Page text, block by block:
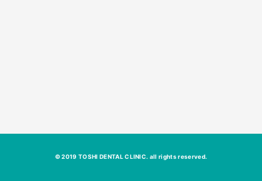
© 2019 TOSHI DENTAL CLINIC. all rights reserved.